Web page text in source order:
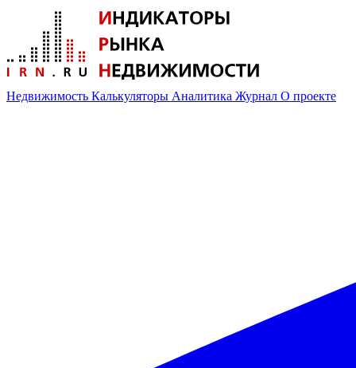
Недвижимость Калькуляторы Аналитика Журнал О проекте